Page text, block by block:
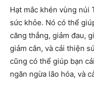
Hạt mắc khén vùng núi
sức khỏe. Nó có thể
căng thẳng, giảm đau,
giảm cân, và cải thiện
cũng có thể giúp bạn
ngăn ngừa lão hóa, và